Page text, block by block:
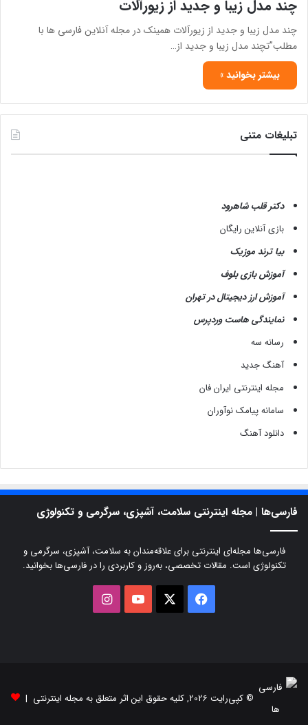
چند مدل زیبا و جدید از زیورآلات
چند مدل زیبا و جدید از زیورآلات همینک در مجله آنلاین فارسی ها با
مطلب”تچند مدل زیبا و جدید از…
بیشتر بخوانید »
تبلیغات متنی
دکتر قلب شاهرود
بازی آنلاین رایگان
بیا ترند موزیک
آموزش بازی بلوف
آموزش ارز دیجیتال در تهران
نمایندگی هاست وردپرس
رسانه سه
آهنگ جدید
مجله اینترنتی ایران فان
سامانه پیامک نوآوران
دانلود آهنگ
فارسی‌ها | مجله اینترنتی سلامت، آشپزی، سرگرمی و تکنولوژی
فارسی‌ها مجله‌ای اینترنتی برای علاقه‌مندان به سلامت، آشپزی، سرگرمی و
تکنولوژی است. مقالات تخصصی، به‌روز و کاربردی را در فارسی‌ها بخوانید.
فیسبوک یوتیوب
© کپی‌رایت 2026, کلیه حقوق این اثر متعلق به مجله اینترنتی |